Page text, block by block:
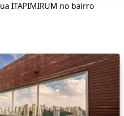
ITAPIMIRUM no bairro